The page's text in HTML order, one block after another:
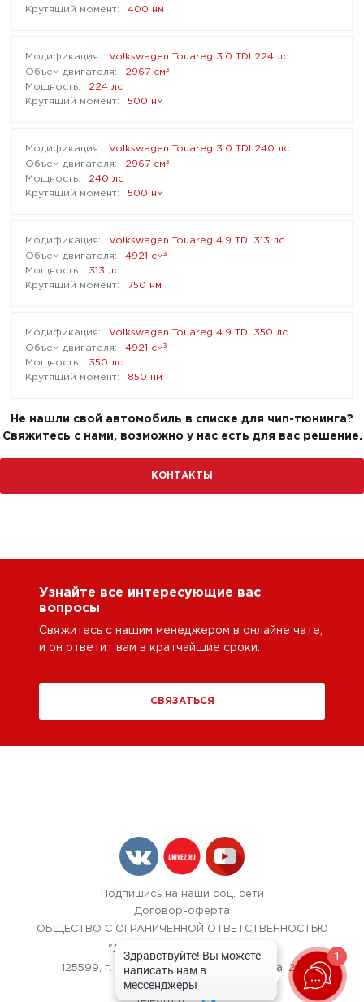
400 нм
Volkswagen Touareg 3.0 TDI 224 лс
2967 см³
224 лс
500 нм
Volkswagen Touareg 3.0 TDI 240 лс
2967 см³
240 лс
500 нм
Volkswagen Touareg 4.9 TDI 313 лс
4921 см³
313 лс
750 нм
Volkswagen Touareg 4.9 TDI 350 лс
4921 см³
350 лс
850 нм
Не нашли свой автомобиль в списке для чип-тюнинга?
Свяжитесь с нами, возможно у нас есть для вас решение.
КОНТАКТЫ
Узнайте все интересующие вас
вопросы
Свяжитесь с нашим менеджером в онлайне чате,
и он ответит вам в кратчайшие сроки.
СВЯЗАТЬСЯ
Подпишись на наши соц. сети
Договор-оферта
ОБЩЕСТВО С ОГРАНИЧЕННОЙ ОТВЕТСТВЕННОСТЬЮ
"ЛОК БОКС АВТОСЕРВИС",
125599, г. Москва, улица Красная Сосна, 24
+7 (967) 242-40-72
1